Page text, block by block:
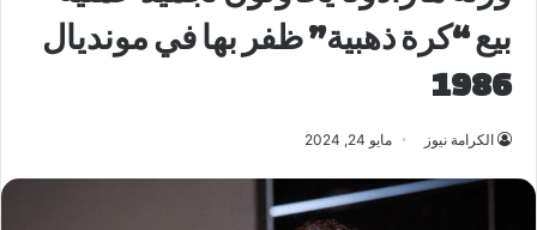
بيع “كرة ذهبية” ظفر بها في مونديال
1986
الكرامة نيوز مايو 24, 2024